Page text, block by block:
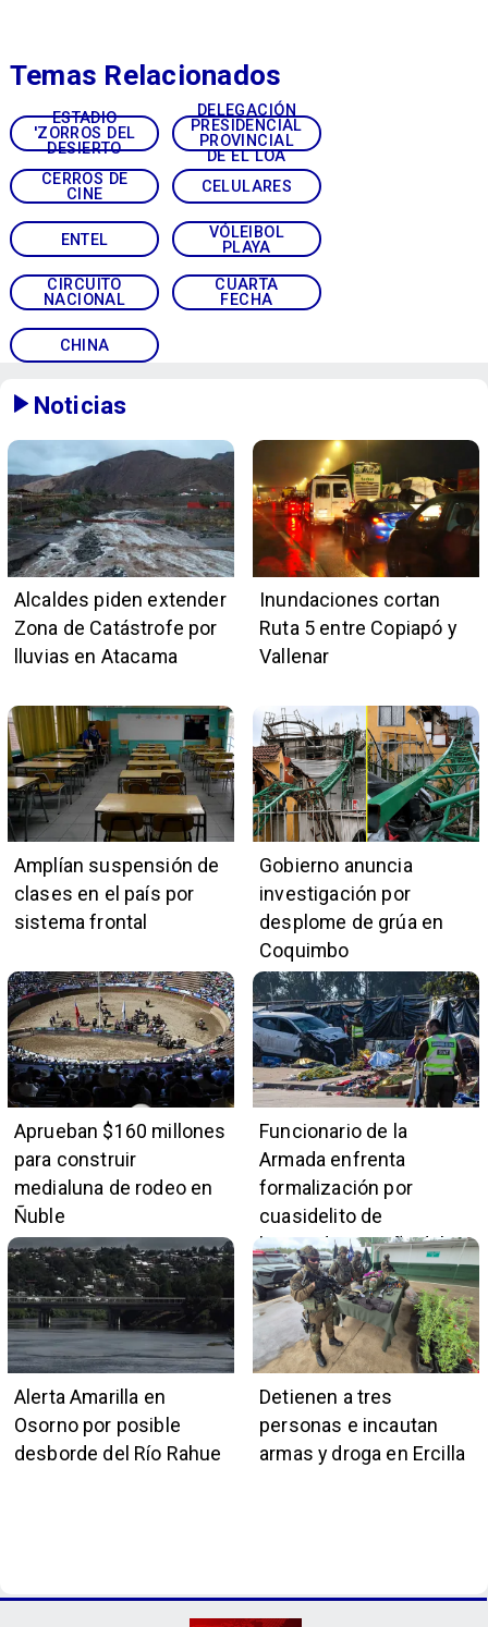
ESTADIO
'ZORROS DEL
DESIERTO
DELEGACIÓN
PRESIDENCIAL
PROVINCIAL
DE EL LOA
CERROS DE
CINE
CELULARES
ENTEL
VÓLEIBOL
PLAYA
CIRCUITO
NACIONAL
CUARTA
FECHA
CHINA
Temas Relacionados
Noticias
Alcaldes piden extender
Zona de Catástrofe por
lluvias en Atacama
Inundaciones cortan
Ruta 5 entre Copiapó y
Vallenar
Amplían suspensión de
clases en el país por
sistema frontal
Gobierno anuncia
investigación por
desplome de grúa en
Coquimbo
Aprueban $160 millones
para construir
medialuna de rodeo en
Ñuble
Funcionario de la
Armada enfrenta
formalización por
cuasidelito de
homicidio en Viña del
Mar
Alerta Amarilla en
Osorno por posible
desborde del Río Rahue
Detienen a tres
personas e incautan
armas y droga en Ercilla